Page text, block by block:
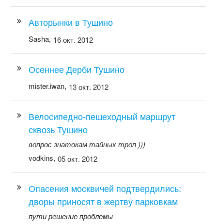
Авторынки в Тушино
Sasha, 16 окт. 2012
Осеннее Дерби Тушино
mister.iwan, 13 окт. 2012
Велосипедно-пешеходный маршрут
сквозь Тушино
вопрос знатокам тайных троп )))
vodkins, 05 окт. 2012
Опасения москвичей подтвердились:
дворы приносят в жертву парковкам
пути решение проблемы